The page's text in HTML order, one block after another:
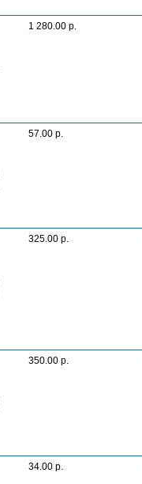
1 280.00 р.
57.00 р.
325.00 р.
350.00 р.
34.00 р.